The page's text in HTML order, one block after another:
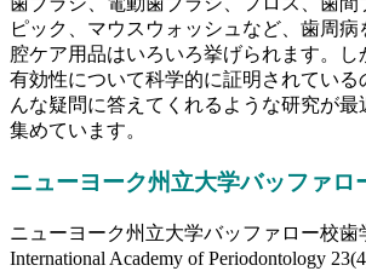
ピック、マウスウォッシュなど、歯周病
腔ケア用品はいろいろ挙げられます。
有効性について科学的に証明されている
んな疑問に答えてくれるような研究が最
集めています。
ニューヨーク州立大学バッファロ
ニューヨーク州立大学バッファロー校歯
International Academy of Periodontology